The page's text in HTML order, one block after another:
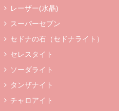
レーザー(水晶)
スーパーセブン
セドナの石（セドナライト）
セレスタイト
ソーダライト
タンザナイト
チャロアイト